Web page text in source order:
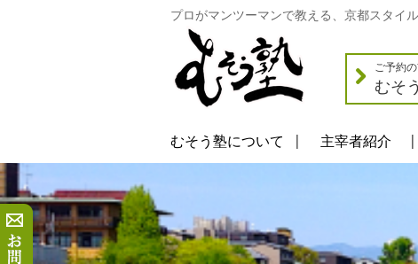
プロがマンツーマンで教える、京都スタイ
ご予約
むそ
むそう塾について 主宰者紹介